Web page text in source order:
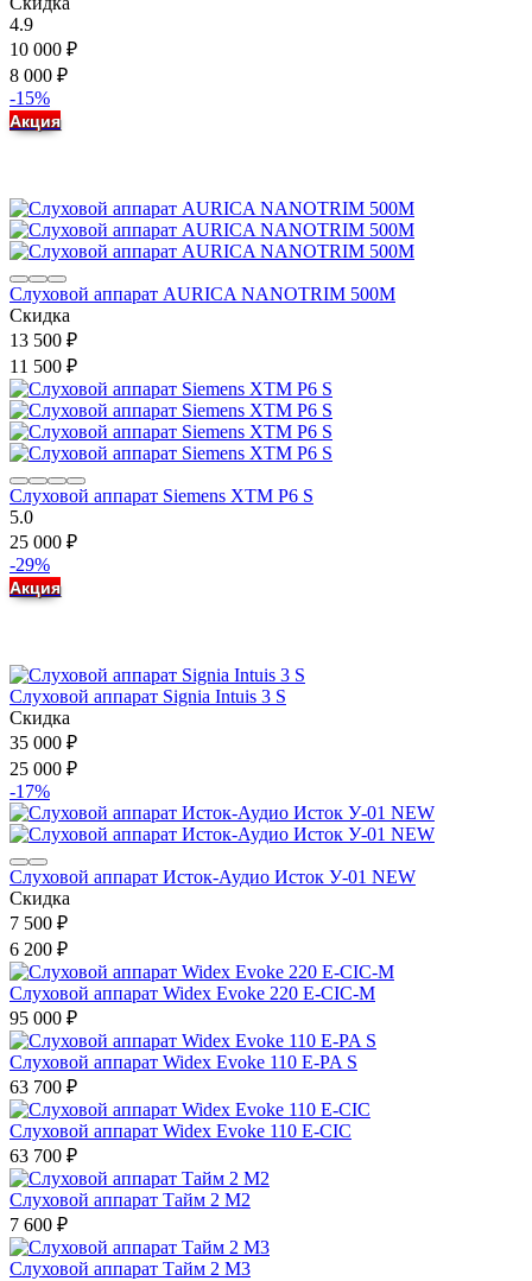
4.9
10 000 ₽
8 000 ₽
-15%
Акция
Слуховой аппарат AURICA NANOTRIM 500M
Скидка
13 500 ₽
11 500 ₽
Слуховой аппарат Siemens XTM P6 S
5.0
25 000 ₽
-29%
Акция
Слуховой аппарат Signia Intuis 3 S
Скидка
35 000 ₽
25 000 ₽
-17%
Слуховой аппарат Исток-Аудио Исток У-01 NEW
Скидка
7 500 ₽
6 200 ₽
Слуховой аппарат Widex Evoke 220 E-CIC-M
95 000 ₽
Слуховой аппарат Widex Evoke 110 E-PA S
63 700 ₽
Слуховой аппарат Widex Evoke 110 E-CIC
63 700 ₽
Слуховой аппарат Тайм 2 М2
7 600 ₽
Слуховой аппарат Тайм 2 М3